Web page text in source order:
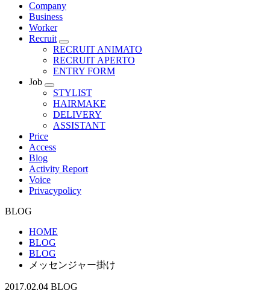
Company
Business
Worker
Recruit
RECRUIT ANIMATO
RECRUIT APERTO
ENTRY FORM
Job
STYLIST
HAIRMAKE
DELIVERY
ASSISTANT
Price
Access
Blog
Activity Report
Voice
Privacypolicy
BLOG
HOME
BLOG
BLOG
メッセンジャー掛け
2017.02.04 BLOG